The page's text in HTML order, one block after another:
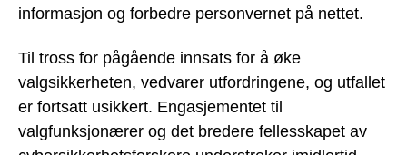
informasjon og forbedre personvernet på nettet.
Til tross for pågående innsats for å øke
valgsikkerheten, vedvarer utfordringene, og utfallet
er fortsatt usikkert. Engasjementet til
valgfunksjonærer og det bredere fellesskapet av